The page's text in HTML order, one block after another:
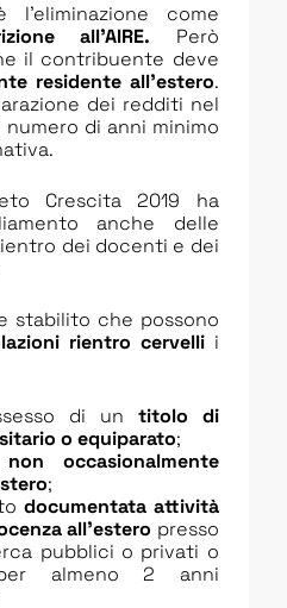
come
all’AIRE. Però
il contribuente deve
residente all’estero.
dei redditi nel
di anni minimo
Crescita 2019 ha
anche delle
dei docenti e dei
stabilito che possono
rientro cervellii
di un titolo di
o equiparato;
non occasionalmente
;
documentata attività
all’estero presso
pubblici o privati o
almeno 2 anni